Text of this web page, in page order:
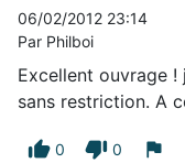
06/02/2012 23:14
Par Philboi
Excellent ouvrage !
sans restriction. A
thumb_up 0 thumb_down 0 flag